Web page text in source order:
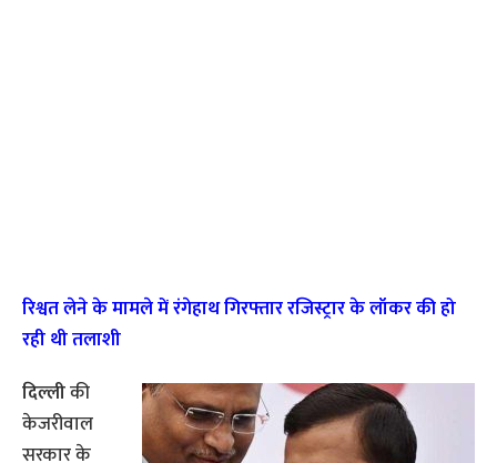
रिश्वत लेने के मामले में रंगेहाथ गिरफ्तार रजिस्ट्रार के लॉकर की हो
रही थी तलाशी
दिल्लीकी
केजरीवाल
सरकार के